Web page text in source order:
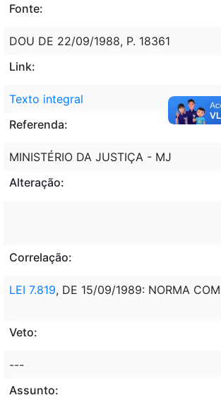
Fonte:
DOU DE 22/09/1988, P. 18361
Link:
Texto integral
Referenda:
MINISTÉRIO DA JUSTIÇA - MJ
Alteração:
Correlação:
LEI 7.819, DE 15/09/1989: NORMA
Veto:
---
Assunto: